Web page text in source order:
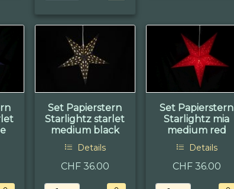
Set Papierstern
Starlightz starlet
medium black
Details
CHF 36.00
Set Papierstern
Starlightz mia
medium red
Details
CHF 36.00